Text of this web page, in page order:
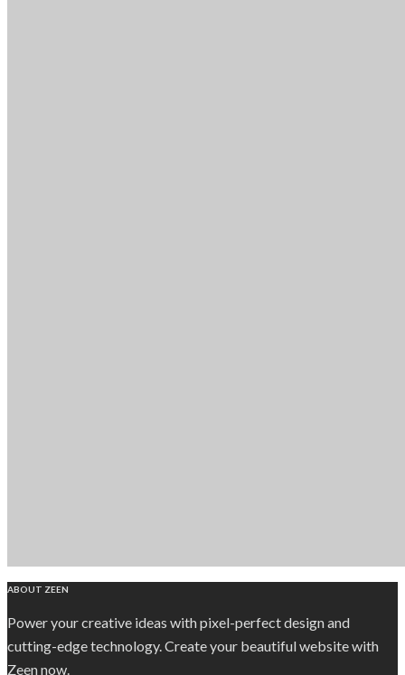
ABOUT ZEEN
Power your creative ideas with pixel-perfect design and
cutting-edge technology. Create your beautiful website with
Zeen now.